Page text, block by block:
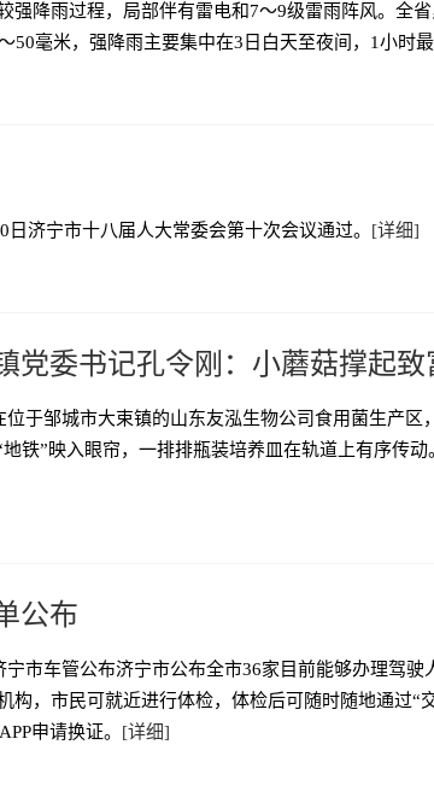
强降雨过程，局部伴有雷电和7～9级雷雨阵风。全
50毫米，强降雨主要集中在3日白天至夜间，1小时最
日济宁市十八届人大常委会第十次会议通过。 [详细]
党委书记孔令刚：小蘑菇撑起致
位于邹城市大束镇的山东友泓生物公司食用菌生产区
地铁”映入眼帘，一排排瓶装培养皿在轨道上有序传动
公布
宁市车管公布济宁市公布全市36家目前能够办理驾驶
构，市民可就近进行体检，体检后可随时随地通过“
申请换证。 [详细]